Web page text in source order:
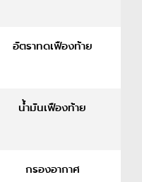
อัตราทดเฟืองท้าย
น้ำมันเฟืองท้าย
กรองอากาศ